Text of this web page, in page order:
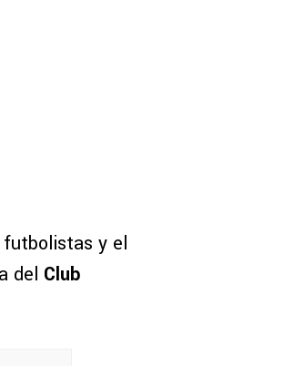
futbolistas y el
del Club